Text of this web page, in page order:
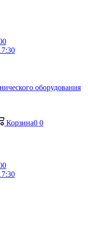
Корзина0 0